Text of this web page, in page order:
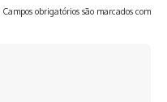
Campos obrigatórios são marcados com